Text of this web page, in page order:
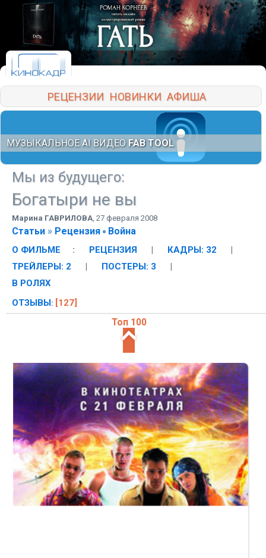
РЕЦЕНЗИИ НОВИНКИ АФИША
МУЗЫКАЛЬНОЕ AI ВИДЕО FAB TOOL
Мы из будущего:
Богатыри не вы
Марина ГАВРИЛОВА, 27 февраля 2008
Статьи » Рецензия Война
О ФИЛЬМЕ : РЕЦЕНЗИЯ | КАДРЫ: 32
|
ТРЕЙЛЕРЫ: 2
| ПОСТЕРЫ: 3
|
В РОЛЯХ
ОТЗЫВЫ: [127]
Топ 100